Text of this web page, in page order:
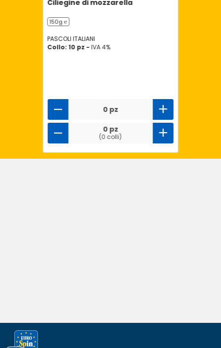
Ciliegine di mozzarella
150g ℮
PASCOLI ITALIANI
Collo: 10 pz - IVA 4%
0 pz
0 pz
(0 colli)